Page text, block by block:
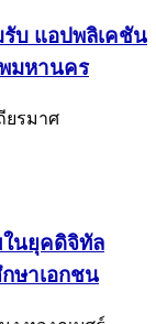
รับ แอปพลิเคชัน
พมหานคร
ยรมาศ
นยุคดิจิทัล
ษาเอกชน